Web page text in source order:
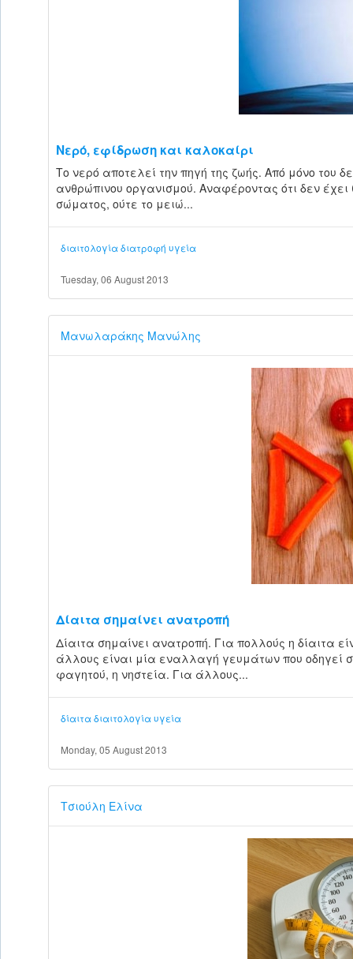
Νερό, εφίδρωση και καλοκαίρι
Το νερό αποτελεί την πηγή της ζωής. Από μόνο του
ανθρώπινου οργανισμού. Αναφέροντας ότι δεν έχει
σώματος, ούτε το μειώ...
διαιτολογίαδιατροφή υγεία
Tuesday, 06 August 2013
Μανωλαράκης Μανώλης
Δίαιτα σημαίνει ανατροπή
Δίαιτα σημαίνει ανατροπή. Για πολλούς η δίαιτα
άλλους είναι μία εναλλαγή γευμάτων που οδηγεί
φαγητού, η νηστεία. Για άλλους...
δίαιταδιαιτολογίαυγεία
Monday, 05 August 2013
Τσιούλη Ελίνα